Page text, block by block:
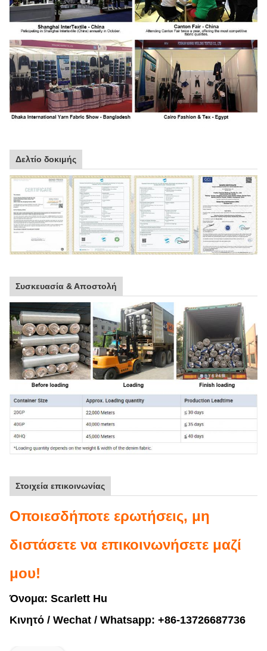
Δελτίο δοκιμής
Συσκευασία & Αποστολή
Στοιχεία επικοινωνίας
Οποιεσδήποτε ερωτήσεις, μη
διστάσετε να επικοινωνήσετε μαζί
μου!
Όνομα: Scarlett Hu
Κινητό / Wechat / Whatsapp: +86-13726687736